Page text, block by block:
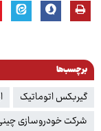
برچسب‌ها
گیربکس اتوماتیک
شرکت خودروسازی